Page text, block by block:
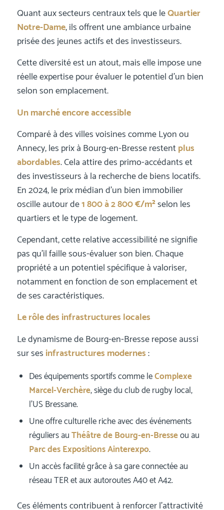
Quant aux secteurs centraux tels que leQuartier
Notre-Dame, ils offrent une ambiance urbaine
prisée des jeunes actifs et des investisseurs.
Cette diversité est un atout, mais elle impose une
réelle expertise pour évaluer le potentiel d’un bien
selon son emplacement.
Un marché encore accessible
Comparé à des villes voisines comme Lyon ou
Annecy, les prix à Bourg-en-Bresse restentplus
abordables. Cela attire des primo-accédants et
des investisseurs à la recherche de biens locatifs.
En 2024, le prix médian d’un bien immobilier
oscille autour de1 800 à 2 800 €/m²selon les
quartiers et le type de logement.
Cependant, cette relative accessibilité ne signifie
pas qu’il faille sous-évaluer son bien. Chaque
propriété a un potentiel spécifique à valoriser,
notamment en fonction de son emplacement et
de ses caractéristiques.
Le rôle des infrastructures locales
Le dynamisme de Bourg-en-Bresse repose aussi
sur ses infrastructures modernes:
Des équipements sportifs comme leComplexe
Marcel-Verchère, siège du club de rugby local,
l’US Bressane.
Une offre culturelle riche avec des événements
réguliers auThéâtre de Bourg-en-Bresseou au
Parc des Expositions Ainterexpo.
Un accès facilité grâce à sa gare connectée au
réseau TER et aux autoroutes A40 et A42.
Ces éléments contribuent à renforcer l’attractivité